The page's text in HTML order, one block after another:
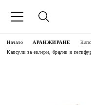
Начало АРАНЖИРАНЕ
Капсули за еклери, брауни и